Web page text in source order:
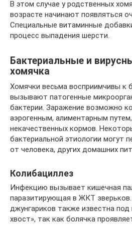
В этом случае у родственных
возрасте начинают появляться
Специальные витаминные
процесс выпадения шерсти.
Бактериальные и
хомячка
Хомячки весьма восприимчивы к
вызывают патогенные
бактерии. Заражение возможно
аэрогенным, алиментарным
некачественных кормов.
бактериальной этиологии могут
от человека, других домашних
Колибациллез
Инфекцию вызывает кишечная
паразитирующая в ЖКТ
джунгариков также известна
хвост», так как болячка